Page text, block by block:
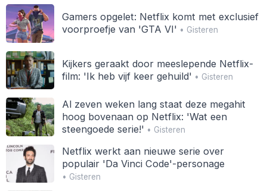
Gamers opgelet: Netflix komt met exclusief
voorproefje van 'GTA VI' • Gisteren
Kijkers geraakt door meeslepende Netflix-
film: 'Ik heb vijf keer gehuild' • Gisteren
Al zeven weken lang staat deze megahit
hoog bovenaan op Netflix: 'Wat een
steengoede serie!' • Gisteren
Netflix werkt aan nieuwe serie over
populair 'Da Vinci Code'-personage
• Gisteren